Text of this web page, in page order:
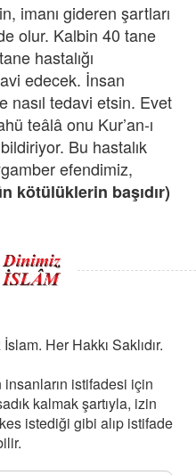
imanı gideren şartları
olur. Kalbin 40 tane
hastalığı
edecek. İnsan
nasıl tedavi etsin. Evet
teâlâ onu Kur’an-ı
Bu hastalık
efendimiz,
kötülüklerin başıdır)
Her Hakkı Saklıdır.
istifadesi için
kalmak şartıyla, izin
istediği gibi alıp istifade